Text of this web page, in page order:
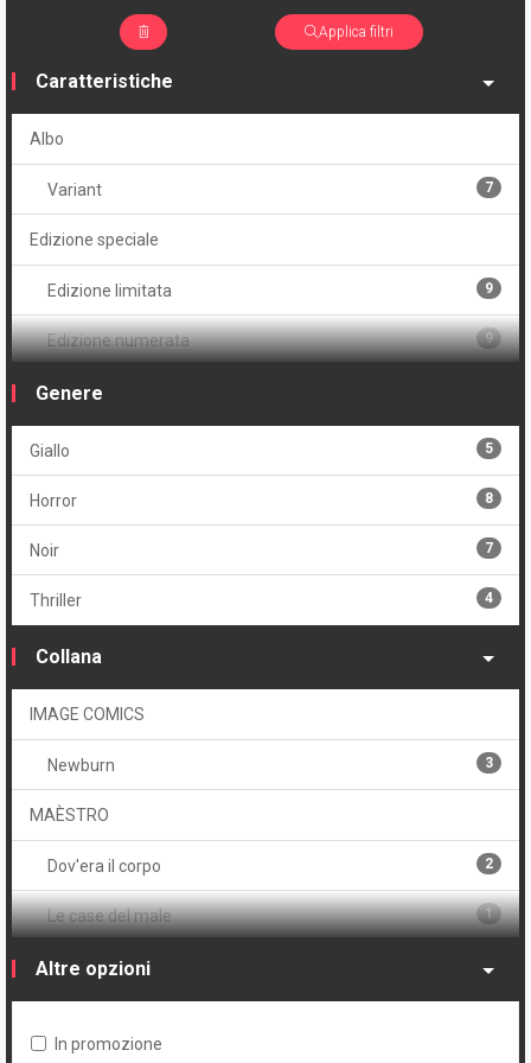
Applica filtri
Caratteristiche
Albo
Variant 7
Edizione speciale
Edizione limitata 9
Edizione numerata 9
Serie
Volume
5
Cartonato variant 2
Volume unico 4
Genere
Giallo 5
Horror 8
Noir 7
Thriller 4
Collana
IMAGE COMICS
Newburn 3
MAÈSTRO
Dov'era il corpo 2
Le case del male 1
Night Fever
Altre opzioni
In promozione